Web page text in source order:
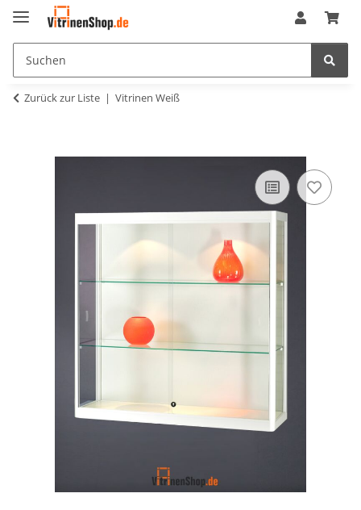
Zurück zur Liste Vitrinen Weiß